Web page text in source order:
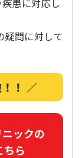
患に対応し
問に対して
！ ／
ックの
ら